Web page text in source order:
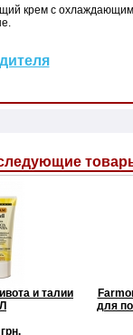
крем с
и талии
для